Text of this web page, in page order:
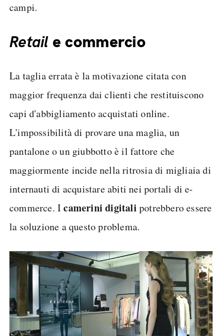
campi.
Retail e commercio
La taglia errata è la motivazione citata con
maggior frequenza dai clienti che restituiscono
capi d'abbigliamento acquistati online.
L'impossibilità di provare una maglia, un
pantalone o un giubbotto è il fattore che
maggiormente incide nella ritrosia di migliaia di
internauti di acquistare abiti nei portali di e-
commerce. Icamerini digitali potrebbero essere
la soluzione a questo problema.